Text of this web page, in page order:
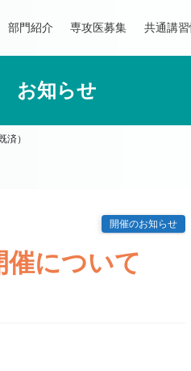
部門紹介 専攻医募集 共通講
お知らせ
済）
開催のお知らせ
催について